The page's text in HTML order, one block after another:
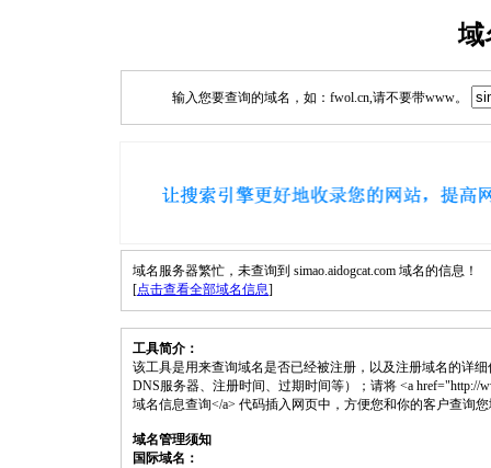
域
输入您要查询的域名，如：fwol.cn,请不要带www。
域名服务器繁忙，未查询到 simao.aidogcat.com 域名的信息！
[点击查看全部域名信息]
工具简介：
该工具是用来查询域名是否已经被注册，以及注册域名的详
DNS服务器、注册时间、过期时间等）；请将 <a href="http://
域名信息查询</a> 代码插入网页中，方便您和你的客户查询
域名管理须知
国际域名：